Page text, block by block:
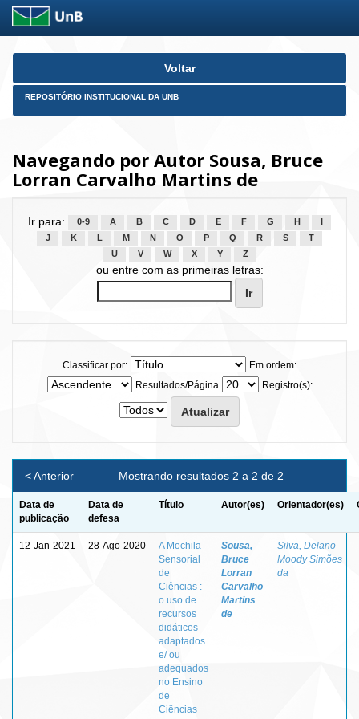
Skip
Voltar
REPOSITÓRIO INSTITUCIONAL DA UNB
Navegando por Autor Sousa, Bruce
Lorran Carvalho Martins de
Ir para: 0-9 A B C D E F G H
J
K L M N O P Q R S
T
U
V W X Y Z
ou entre com as primeiras letras:
Classificar por:
Em ordem:
Resultados/Página
Registro(s):
Mostrando resultados 2 a 2 de 2
< Anterior
Data de
publicação
Data de
defesa
Título Autor(es) Orientador(es)
12-Jan-2021 28-Ago-2020
A Mochila
Sensorial
de
Ciências :
o uso de
recursos
didáticos
adaptados
e/ ou
adequados
no Ensino
de
Ciências
Sousa,
Bruce
Lorran
Carvalho
Martins
de
Silva, Delano
Moody Simões
da
-